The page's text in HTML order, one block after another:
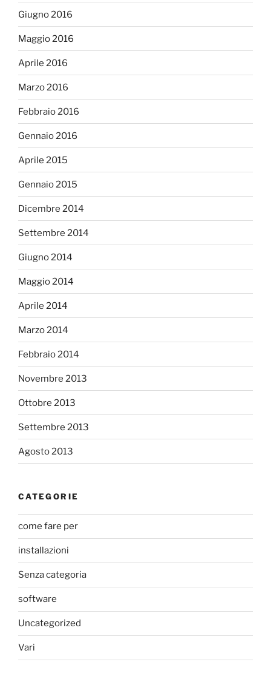
Giugno 2016
Maggio 2016
Aprile 2016
Marzo 2016
Febbraio 2016
Gennaio 2016
Aprile 2015
Gennaio 2015
Dicembre 2014
Settembre 2014
Giugno 2014
Maggio 2014
Aprile 2014
Marzo 2014
Febbraio 2014
Novembre 2013
Ottobre 2013
Settembre 2013
Agosto 2013
CATEGORIE
come fare per
installazioni
Senza categoria
software
Uncategorized
Vari